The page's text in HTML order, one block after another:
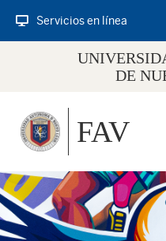
Servicios en línea
DE
FAV